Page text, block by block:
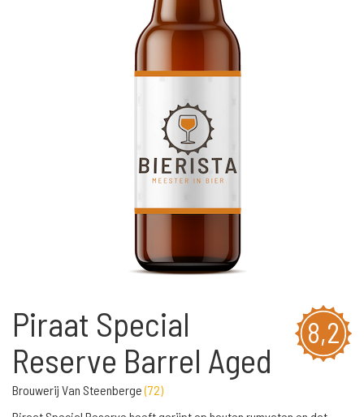
8,2
Piraat Special
Reserve Barrel Aged
Brouwerij Van Steenberge(72)